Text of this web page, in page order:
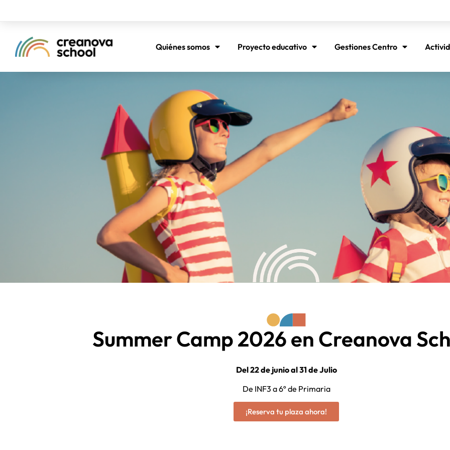
Quiénes somos Proyecto educativo Gestiones Centro
Summer Camp 2026 en Creanova
Del 22 de junio al 31 de Julio
De INF3 a 6º de Primaria
¡Reserva tu plaza ahora!